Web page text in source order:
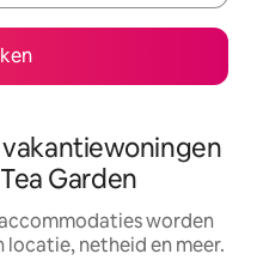
Garden
worden
netheid en meer.